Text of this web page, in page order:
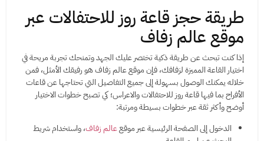
طريقة حجز قاعة روز للاحتفالات عبر
موقع عالم زفاف
إذا كنت تبحث عن طريقة ذكية تختصر عليك الجهد وتمنحك تجربة مريحة في
اختيار القاعة المميزة لزفافك، فإن موقع عالم زفاف هو رفيقك الأمثل، فمن
خلاله يمكنك الوصول بسهولة إلى جميع التفاصيل التي تحتاجها عن قاعات
الأفراح بما فيها قاعة روز للاحتفالات والاعراس؛ كي تصبح خطوات الاختيار
أوضح وأكثر ثقة عبر خطوات بسيطة ومرتبة:
الدخول إلى الصفحة الرئيسية عبر موقععالم زفاف، واستخدام شريط